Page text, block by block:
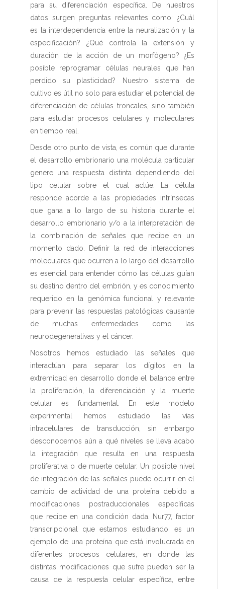
para su diferenciación específica. De nuestros
datos surgen preguntas relevantes como: ¿Cuál
es la interdependencia entre la neuralización y la
especificación? ¿Qué controla la extensión y
duración de la acción de un morfógeno? ¿Es
posible reprogramar células neurales que han
perdido su plasticidad? Nuestro sistema de
cultivo es útil no solo para estudiar el potencial de
diferenciación de células troncales, sino también
para estudiar procesos celulares y moleculares
en tiempo real.
Desde otro punto de vista, es común que durante
el desarrollo embrionario una molécula particular
genere una respuesta distinta dependiendo del
tipo celular sobre el cual actúe. La célula
responde acorde a las propiedades intrínsecas
que gana a lo largo de su historia durante el
desarrollo embrionario y/o a la interpretación de
la combinación de señales que recibe en un
momento dado. Definir la red de interacciones
moleculares que ocurren a lo largo del desarrollo
es esencial para entender cómo las células guían
su destino dentro del embrión, y es conocimiento
requerido en la genómica funcional y relevante
para prevenir las respuestas patológicas causante
de muchas enfermedades como las
neurodegenerativas y el cáncer.
Nosotros hemos estudiado las señales que
interactúan para separar los dígitos en la
extremidad en desarrollo donde el balance entre
la proliferación, la diferenciación y la muerte
celular es fundamental. En este modelo
experimental hemos estudiado las vías
intracelulares de transducción, sin embargo
desconocemos aún a qué niveles se lleva acabo
la integración que resulta en una respuesta
proliferativa o de muerte celular. Un posible nivel
de integración de las señales puede ocurrir en el
cambio de actividad de una proteína debido a
modificaciones postraduccionales específicas
que recibe en una condición dada. Nur77, factor
transcripcional que estamos estudiando, es un
ejemplo de una proteína que está involucrada en
diferentes procesos celulares, en donde las
distintas modificaciones que sufre pueden ser la
causa de la respuesta celular específica, entre